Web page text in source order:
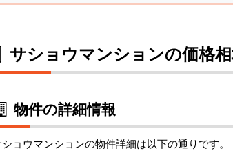
サショウマンションの価格
物件の詳細情報
ョウマンションの物件詳細は以下の通りです。